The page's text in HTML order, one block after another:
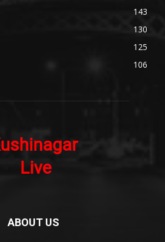
143
130
125
106
ABOUT US